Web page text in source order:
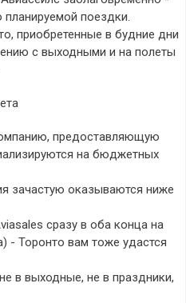
поездки.
приобретенные в будние дни
с выходными и на полеты
предоставляющую
на бюджетных
зачастую оказываются ниже
сразу в оба конца на
- Торонто вам тоже удастся
в выходные, не в праздники,